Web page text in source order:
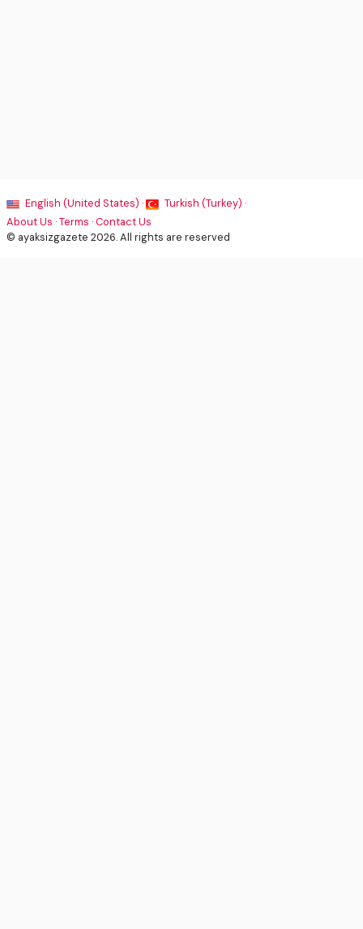
English (United States) ·
Turkish (Turkey) ·
About Us ·Terms ·Contact Us
© ayaksizgazete 2026. All rights are reserved